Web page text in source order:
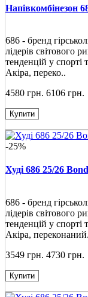
Напівкомбінезон
686 - бренд
лідерів світового
тенденцій у спорті
Акіра, переко..
4580 грн. 6106 грн.
Купити
-25%
Худі 686 25/26
686 - бренд
лідерів світового
тенденцій у спорті
Акіра,
3549 грн. 4730 грн.
Купити